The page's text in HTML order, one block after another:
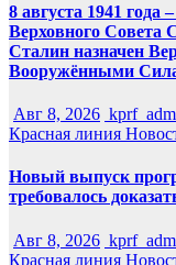
8 августа 1941 года
Верховного
Сталин назначен
Вооружёнными
Авг 8, 2026
Красная линия
Новый выпуск
требовалось
Авг 8, 2026
Красная линия